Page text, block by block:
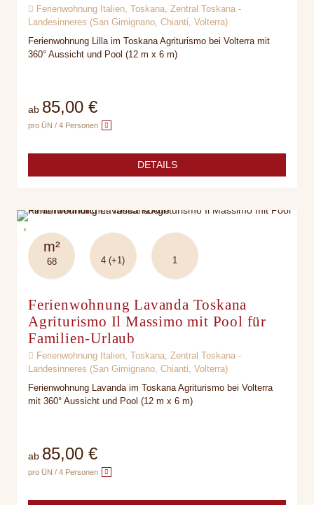
Ferienwohnung Italien, Toskana, Zentral Toskana -
Landesinneres (San Gimignano, Chianti, Volterra)
Ferienwohnung Lilla im Toskana Agriturismo bei Volterra mit
360° Aussicht und Pool (12 m x 6 m)
ab 85,00 €
pro ÜN / 4 Personen
DETAILS
m²
68 4 (+1) 1
Ferienwohnung Lavanda Toskana
Agriturismo Il Massimo mit Pool für
Familien-Urlaub
Ferienwohnung Italien, Toskana, Zentral Toskana -
Landesinneres (San Gimignano, Chianti, Volterra)
Ferienwohnung Lavanda im Toskana Agriturismo bei Volterra
mit 360° Aussicht und Pool (12 m x 6 m)
ab 85,00 €
pro ÜN / 4 Personen